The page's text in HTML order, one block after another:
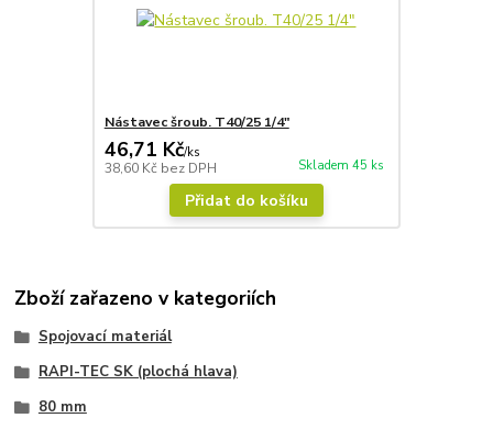
Nástavec šroub. T40/25 1/4"
46,71 Kč/ks
38,60 Kč bez DPH Skladem 45 ks
Přidat do košíku
Zboží zařazeno v kategoriích
Spojovací materiál
RAPI-TEC SK (plochá hlava)
80 mm